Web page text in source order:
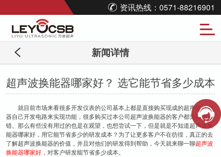
资讯热线：0571-88216901
新闻详情
超声波换能器哪家好？ 选它能节省多少成本
就目前市场来看很多开发仪表的公司基本上都是直接购买现成的超声波换能
器自己开发电路来实现功能，很多购买过本公司超声波换能器的客户都觉得很不
错。那么有些没有用过的也是在观望，也想尝试一下，但是就是不知道超声波换
能器哪家好，用它能节省多少的研发成本？为了让更多客户不在彷徨，真正的去
了解超声波换能器的价值，并且对他们的研发得到帮助，今天就来聊一聊超声波
换能器哪家好，对客户研发能节省多少成本。